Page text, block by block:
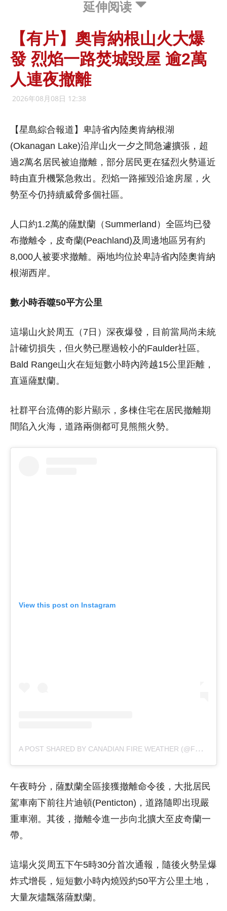
延伸阅读
【有片】奧肯納根山火大爆
發 烈焰一路焚城毀屋 逾2萬
人連夜撤離
2026年08月08日 12:38
【星島綜合報道】卑詩省內陸奧肯納根湖
(Okanagan Lake)沿岸山火一夕之間急遽擴張，超
過2萬名居民被迫撤離，部分居民更在猛烈火勢逼近
時由直升機緊急救出。烈焰一路摧毀沿途房屋，火
勢至今仍持續威脅多個社區。
人口約1.2萬的薩默蘭（Summerland）全區均已發
布撤離令，皮奇蘭(Peachland)及周邊地區另有約
8,000人被要求撤離。兩地均位於卑詩省內陸奧肯納
根湖西岸。
數小時吞噬50平方公里
這場山火於周五（7日）深夜爆發，目前當局尚未統
計確切損失，但火勢已壓過較小的Faulder社區。
Bald Range山火在短短數小時內跨越15公里距離，
直逼薩默蘭。
社群平台流傳的影片顯示，多棟住宅在居民撤離期
間陷入火海，道路兩側都可見熊熊火勢。
View this post on Instagram
A
POST SHARED BY CANADIAN FIRE WEATHER (@FFMSEE)
午夜時分，薩默蘭全區接獲撤離命令後，大批居民
駕車南下前往片迪頓(Penticton)，道路隨即出現嚴
重車潮。其後，撤離令進一步向北擴大至皮奇蘭一
帶。
這場火災周五下午5時30分首次通報，隨後火勢呈爆
炸式增長，短短數小時內燒毀約50平方公里土地，
大量灰燼飄落薩默蘭。